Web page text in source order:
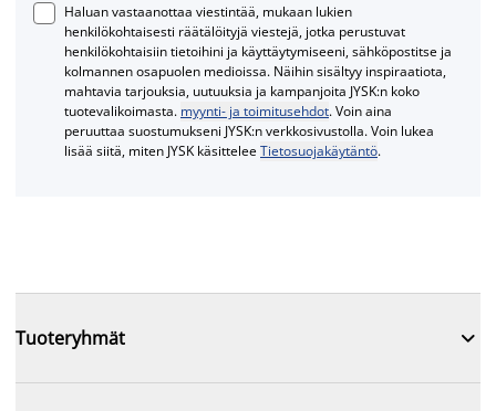
Haluan vastaanottaa viestintää, mukaan lukien
henkilökohtaisesti räätälöityjä viestejä, jotka perustuvat
henkilökohtaisiin tietoihini ja käyttäytymiseeni, sähköpostitse ja
kolmannen osapuolen medioissa. Näihin sisältyy inspiraatiota,
mahtavia tarjouksia, uutuuksia ja kampanjoita JYSK:n koko
tuotevalikoimasta. myynti- ja toimitusehdot. Voin aina
peruuttaa suostumukseni JYSK:n verkkosivustolla. Voin lukea
lisää siitä, miten JYSK käsitteleeTietosuojakäytäntö.
Tuoteryhmät 